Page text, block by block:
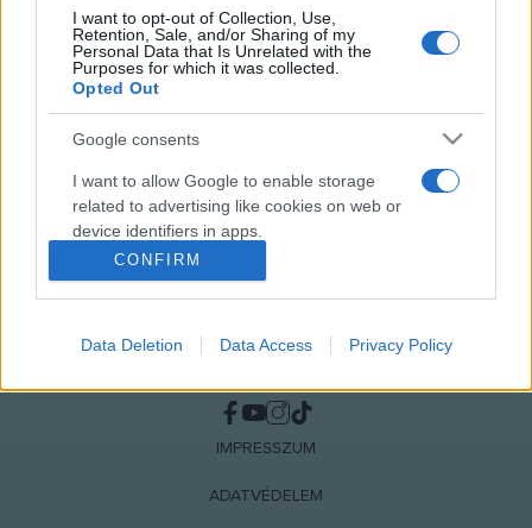
I want to opt-out of Collection, Use,
Retention, Sale, and/or Sharing of my
Personal Data that Is Unrelated with the
Purposes for which it was collected.
Opted Out
Google consents
I want to allow Google to enable storage
related to advertising like cookies on web or
device identifiers in apps.
I want to allow my user data to be sent to
Google for online advertising purposes.
I want to allow Google to send me
I want to allow Google to enable storage
related to analytics like cookies on web or
CONFIRM
Data Deletion Data Access Privacy Policy
EGYÉB
A Mátra Múzeum is részt vesz a
Múzeumok Őszi Fesztiválján
IMPRESSZUM
ADATVÉDELEM